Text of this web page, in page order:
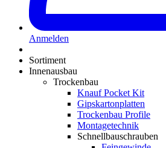
Anmelden
Sortiment
Innenausbau
Trockenbau
Knauf Pocket Kit
Gipskartonplatten
Trockenbau Profile
Montagetechnik
Schnellbauschrauben